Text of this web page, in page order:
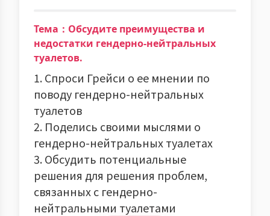
Тема：Обсудите преимущества и
недостатки гендерно-нейтральных
туалетов.
1. Спроси Грейси о ее мнении по
поводу гендерно-нейтральных
туалетов
2. Поделись своими мыслями о
гендерно-нейтральных туалетах
3. Обсудить потенциальные
решения для решения проблем,
связанных с гендерно-
нейтральными туалетами